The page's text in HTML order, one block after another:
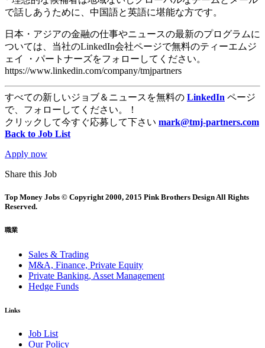
で話しあうために、中国語と英語に堪能な方です。
日本・アジアの金融の仕事やニュースの最新のプログラムに
ついては、当社のLinkedIn会社ページで無料のティーエムジ
ェイ ・パートナーズをフォローしてください。
https://www.linkedin.com/company/tmjpartners
すべての新しいジョブ＆ニュースを無料の LinkedIn ページ
で、フォローしてください。！
クリックして今すぐ応募して下さい mark@tmj-partners.com
Back to Job List
Apply now
Share this Job
Top Money Jobs © Copyright 2000, 2015 Pink Brothers Design All Rights
Reserved.
職業
Sales & Trading
M&A, Finance, Private Equity
Private Banking, Asset Management
Hedge Funds
Links
Job List
Our Policy